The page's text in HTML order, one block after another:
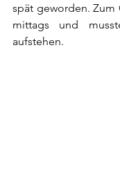
spät geworden.
mittags und
aufstehen.